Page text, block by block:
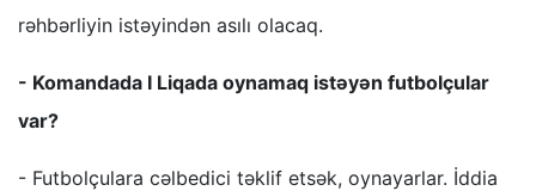
rəhbərliyin istəyindən asılı olacaq.
- Komandada I Liqada oynamaq istəyən futbolçular
var?
- Futbolçulara cəlbedici təklif etsək, oynayarlar. İddia